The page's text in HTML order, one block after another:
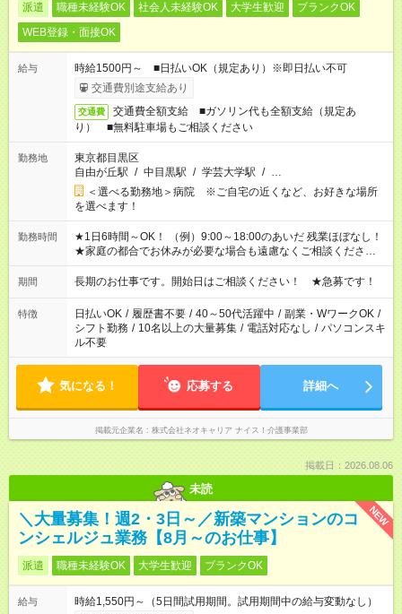
派遣 職種未経験OK 社会人未経験OK 大学生歓迎
ブランクOK
WEB登録・面接OK
給与
時給1500円～ ■日払いOK（規定あり）※即日払い不可
交通費別途支給あり
交通費
交通費全額支給 ■ガソリン代も全額支給（規定あ
り） ■無料駐車場もご相談ください
勤務地
東京都目黒区
自由が丘駅 / 中目黒駅 / 学芸大学駅 / …
＜選べる勤務地＞病院 ※ご自宅の近くなど、お好きな場所
を選べます！
勤務時間
★1日6時間～OK！ （例）9:00～18:00のあいだ 残業ほぼなし！
★家庭の都合でお休みが必要な場合も遠慮なくご相談ください。
※シフトはご希望に合わせて調整可能です。 その他、 ＊週4日・
1日7時間 ＊日勤のみ ＊土日休み ＊午前だけ・午後だけ ＊平日
仕事をご紹介できます！ 登録の際に、あなたのご希望をお聞か
せください。
期間 長期のお仕事です。開始日はご相談ください！ ★急募です！
特徴 日払いOK / 履歴書不要 / 40～50代活躍中 / 副業・WワークOK /
シフト勤務 / 10名以上の大量募集 / 電話対応なし / パソコンスキ
ル不要
気になる！ 応募する 詳細へ
掲載元企業名 株式会社ネオキャリア ナイス！介護事業部
掲載日：2026.08.06
未読
NEW
＼大量募集！週2・3日～／新築マンションのコ
ンシェルジュ業務【8月～のお仕事】
派遣 職種未経験OK 大学生歓迎 ブランクOK
給与
時給1,550円～（5日間試用期間。試用期間中の給与変動なし）